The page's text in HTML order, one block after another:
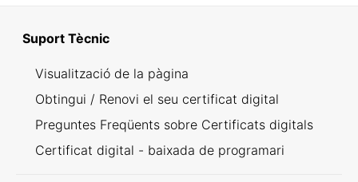
Suport Tècnic
Visualització de la pàgina
Obtingui / Renovi el seu certificat digital
Preguntes Freqüents sobre Certificats digitals
Certificat digital - baixada de programari